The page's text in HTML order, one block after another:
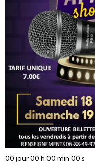
00 jour00 h 00 min 00 s